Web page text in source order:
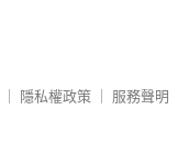
隱私權政策 服務聲明